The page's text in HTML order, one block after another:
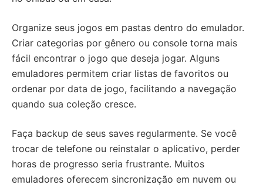
Organize seus jogos em pastas dentro do emulador.
Criar categorias por gênero ou console torna mais
fácil encontrar o jogo que deseja jogar. Alguns
emuladores permitem criar listas de favoritos ou
ordenar por data de jogo, facilitando a navegação
quando sua coleção cresce.
Faça backup de seus saves regularmente. Se você
trocar de telefone ou reinstalar o aplicativo, perder
horas de progresso seria frustrante. Muitos
emuladores oferecem sincronização em nuvem ou